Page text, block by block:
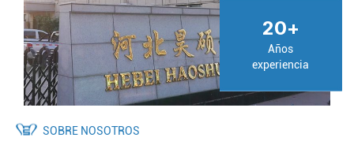
20+
Años
experiencia
SOBRE NOSOTROS